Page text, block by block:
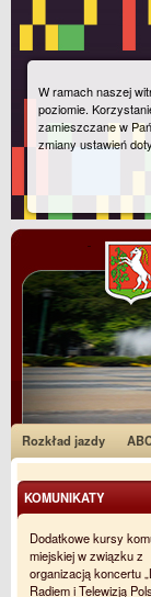
Rozkład jazdy
KOMUNIKATY
Dodatkowe kursy
miejskiej w związku z
organizacją koncertu
Radiem i Telewizją
W ramach naszej
poziomie.
zamieszczane w
zmiany ustawień